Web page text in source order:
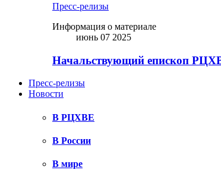
Пресс-релизы
Информация о материале
июнь 07 2025
Начальствующий епископ
Пресс-релизы
Новости
В РЦХВЕ
В России
В мире